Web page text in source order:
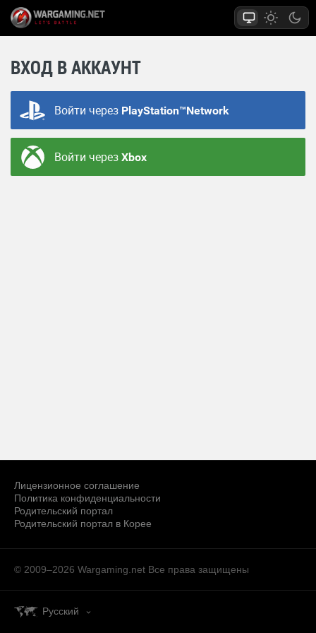
ВХОД В АККАУНТ
Войти через PlayStation™Network
Войти черезXbox
Лицензионное соглашение
Политика конфиденциальности
Родительский портал
Родительский портал в Корее
© 2009–2026 Wargaming.net Все права защищены
Русский